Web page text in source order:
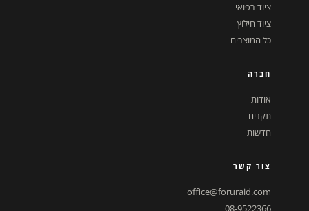
ציוד רפואי
ציוד חילוץ
כל המוצרים
חברה
אודות
תקנים
חדשות
צור קשר
office@foruraid.com
08-9522366